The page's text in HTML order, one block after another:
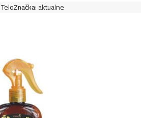
TeloZnačka:aktualne